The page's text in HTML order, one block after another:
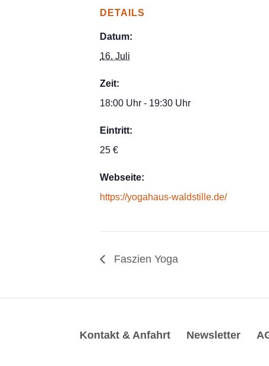
DETAILS
Datum:
16. Juli
Zeit:
18:00 Uhr - 19:30 Uhr
Eintritt:
25 €
Webseite:
https://yogahaus-waldstille.de/
Faszien Yoga
Kontakt & Anfahrt Newsletter